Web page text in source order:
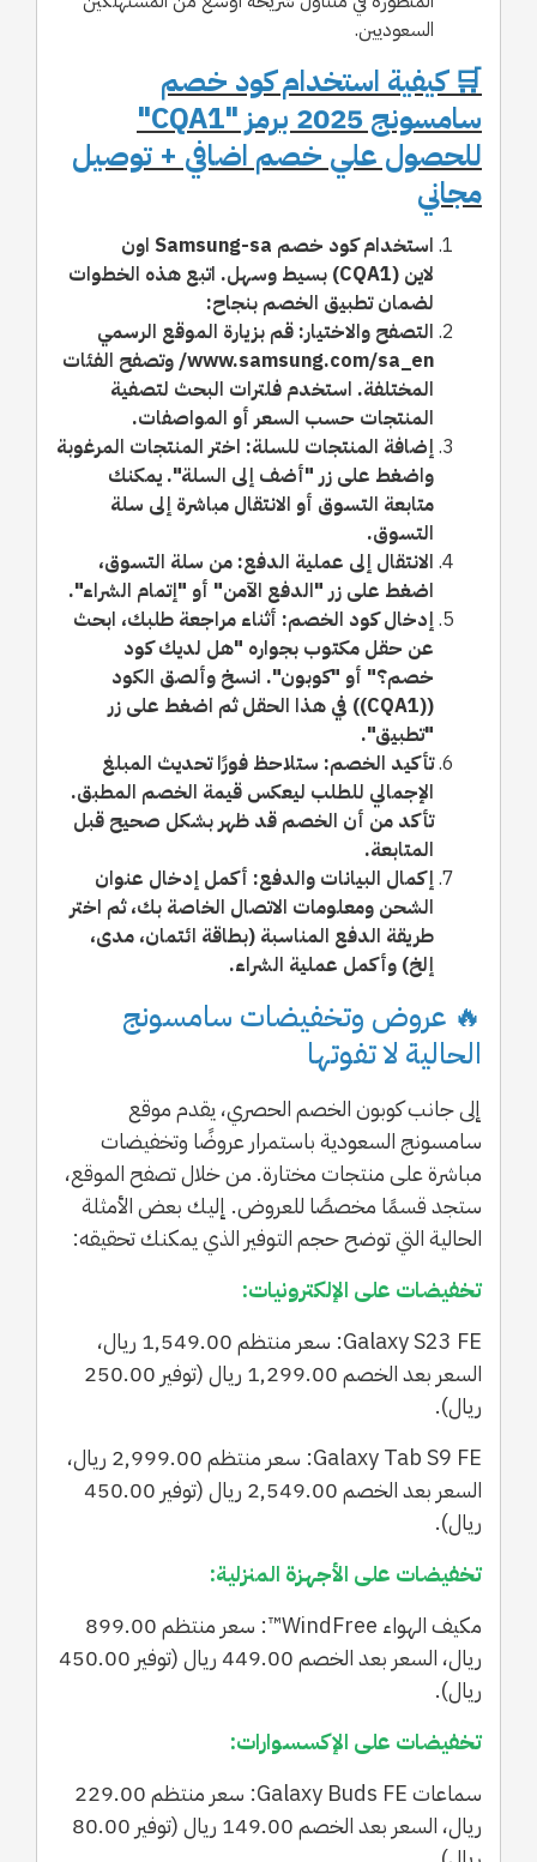
السعوديين.
🛒 كيفية استخدام كود خصم
سامسونج 2025 برمز "CQA1"
للحصول علي خصم اضافي + توصيل
مجاني
استخدام كود خصم Samsung-sa اون
لاين (CQA1) بسيط وسهل. اتبع هذه الخطوات
لضمان تطبيق الخصم بنجاح:
التصفح والاختيار: قم بزيارة الموقع الرسمي
www.samsung.com/sa_en/ وتصفح الفئات
المختلفة. استخدم فلترات البحث لتصفية
المنتجات حسب السعر أو المواصفات.
إضافة المنتجات للسلة: اختر المنتجات المرغوبة
واضغط على زر "أضف إلى السلة". يمكنك
متابعة التسوق أو الانتقال مباشرة إلى سلة
التسوق.
الانتقال إلى عملية الدفع: من سلة التسوق،
اضغط على زر "الدفع الآمن" أو "إتمام الشراء".
إدخال كود الخصم: أثناء مراجعة طلبك، ابحث
عن حقل مكتوب بجواره "هل لديك كود
خصم؟" أو "كوبون". انسخ وألصق الكود
((CQA1)) في هذا الحقل ثم اضغط على زر
"تطبيق".
تأكيد الخصم: ستلاحظ فورًا تحديث المبلغ
الإجمالي للطلب ليعكس قيمة الخصم المطبق.
تأكد من أن الخصم قد ظهر بشكل صحيح قبل
المتابعة.
إكمال البيانات والدفع: أكمل إدخال عنوان
الشحن ومعلومات الاتصال الخاصة بك، ثم اختر
طريقة الدفع المناسبة (بطاقة ائتمان، مدى،
إلخ) وأكمل عملية الشراء.
🔥 عروض وتخفيضات سامسونج
الحالية لا تفوتها
إلى جانب كوبون الخصم الحصري، يقدم موقع
سامسونج السعودية باستمرار عروضًا وتخفيضات
مباشرة على منتجات مختارة. من خلال تصفح الموقع،
ستجد قسمًا مخصصًا للعروض. إليك بعض الأمثلة
الحالية التي توضح حجم التوفير الذي يمكنك تحقيقه:
تخفيضات على الإلكترونيات:
Galaxy S23 FE: سعر منتظم 1,549.00 ريال،
السعر بعد الخصم 1,299.00 ريال (توفير 250.00
ريال).
Galaxy Tab S9 FE: سعر منتظم 2,999.00 ريال،
السعر بعد الخصم 2,549.00 ريال (توفير 450.00
ريال).
تخفيضات على الأجهزة المنزلية:
مكيف الهواء WindFree™: سعر منتظم 899.00
ريال، السعر بعد الخصم 449.00 ريال (توفير 450.00
ريال).
تخفيضات على الإكسسوارات:
سماعات Galaxy Buds FE: سعر منتظم 229.00
ريال، السعر بعد الخصم 149.00 ريال (توفير 80.00